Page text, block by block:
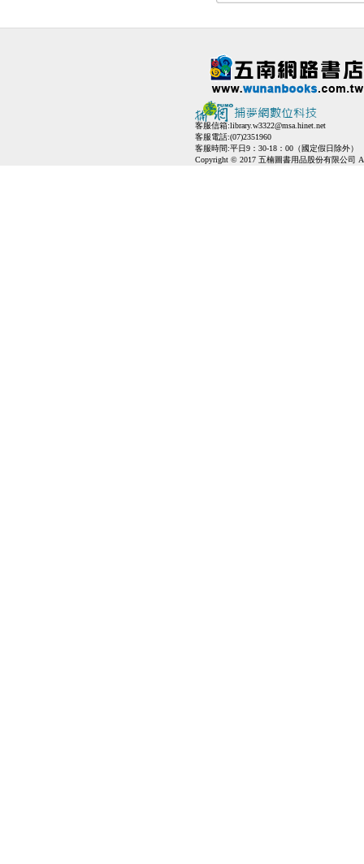
客服信箱:library.w3322@msa.hinet.net
客服電話:(07)2351960
客服時間:平日9：30-18：00（國定假日除外）
Copyright © 2017 五楠圖書用品股份有限公司